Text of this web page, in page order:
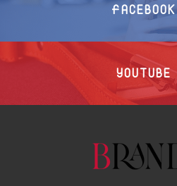
FACEBOOK
YOUTUBE